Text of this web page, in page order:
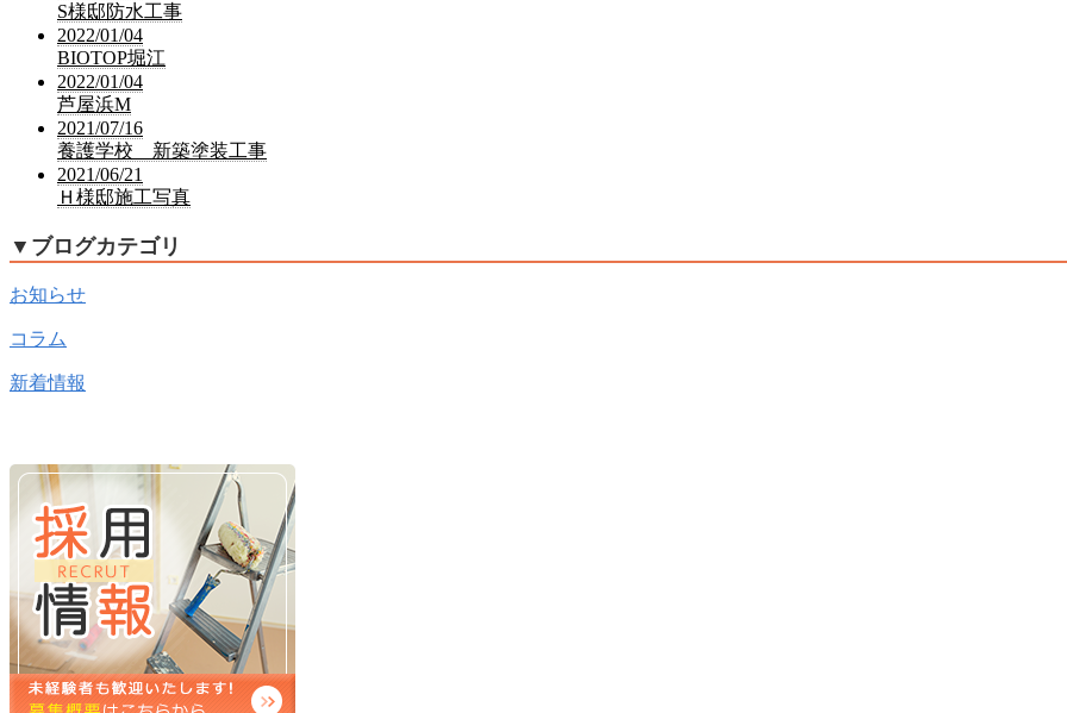
S様邸防水工事
2022/01/04
BIOTOP堀江
2022/01/04
芦屋浜M
2021/07/16
養護学校 新築塗装工事
2021/06/21
Ｈ様邸施工写真
▼ ブログカテゴリ
お知らせ
コラム
新着情報